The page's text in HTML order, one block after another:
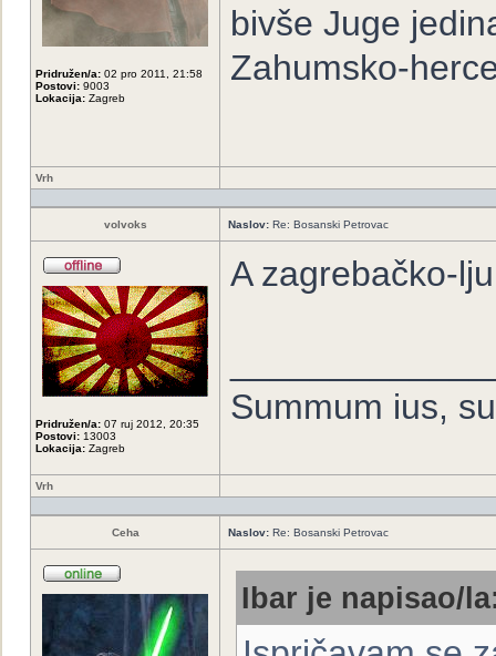
Pridružen/a: 02 pro 2011, 21:58
Postovi: 9003
Lokacija: Zagreb
bivše Juge
Zahumsko-
Vrh
volvoks Naslov: Re: Bosanski Petrovac
Pridružen/a: 07 ruj 2012, 20:35
Postovi: 13003
Lokacija: Zagreb
A zagrebačko-
Summum ius,
Vrh
Ceha Naslov: Re: Bosanski Petrovac
Ibar je napisao/